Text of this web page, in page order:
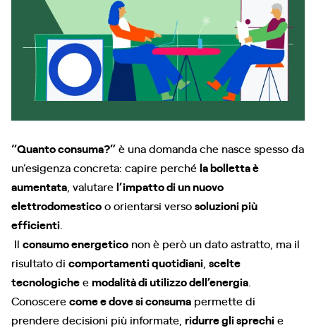
“Quanto consuma?”è una domanda che nasce spesso da
un’esigenza concreta: capire perchéla bolletta è
aumentata , valutarel’impatto di un nuovo
elettrodomesticoo orientarsi versosoluzioni più
efficienti
Il consumo energetico non è però un dato astratto, ma il
risultato di comportamenti quotidiani scelte
tecnologicheemodalità di utilizzo dell’energia
Conoscerecome e dove si consuma permette di
prendere decisioni più informate, ridurre gli sprechie